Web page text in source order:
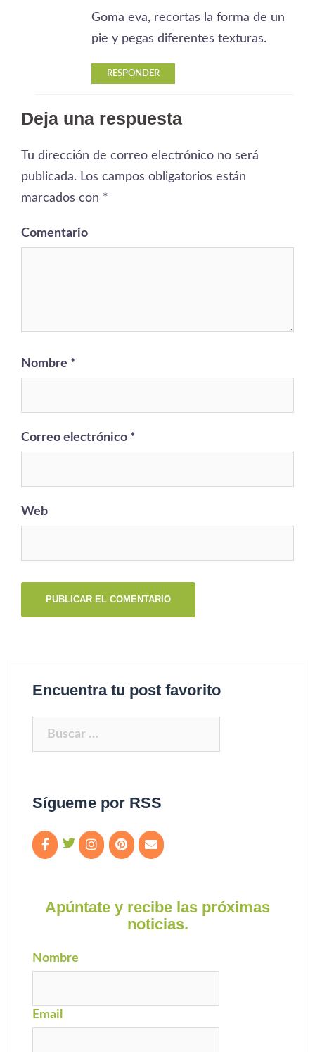
Goma eva, recortas la forma de un
pie y pegas diferentes texturas.
RESPONDER
Deja una respuesta
Tu dirección de correo electrónico no será
publicada. Los campos obligatorios están
marcados con *
Comentario
Nombre *
Correo electrónico *
Web
Encuentra tu post favorito
Buscar:
Sígueme por RSS
Apúntate y recibe las próximas
noticias.
Nombre
Email